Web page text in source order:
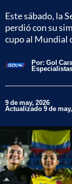
Este sábado, la
perdió con su
cupo al Mundial
Por: Gol
9 de may, 2026
Actualizado 9 de